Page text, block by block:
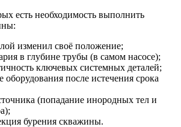
есть необходимость выполнить
изменил своё положение;
в глубине трубы (в самом насосе);
ключевых системных деталей;
оборудования после истечения срока
(попадание инородных тел и
бурения скважины.